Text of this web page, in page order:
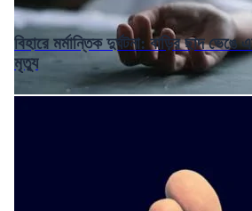
বিহারে মর্মান্তিক দুর্ঘটনা: বাড়ির ছাদ
মৃত্যু